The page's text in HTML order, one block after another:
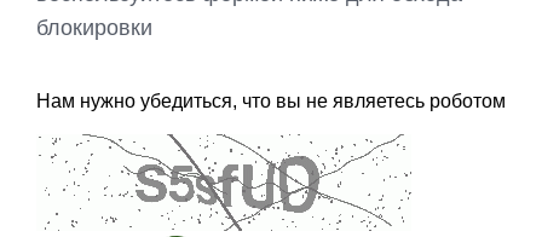
блокировки
Нам нужно убедиться, что вы не являетесь роботом